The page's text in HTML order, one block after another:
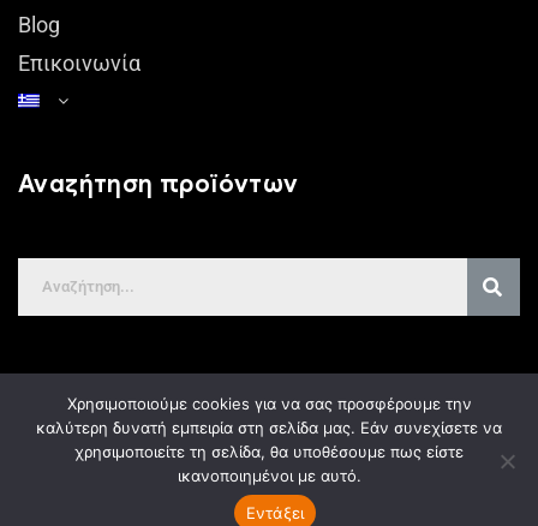
Blog
Επικοινωνία
Αναζήτηση προϊόντων
Gama Advertising
Δήλωση GDPR
Χρησιμοποιούμε cookies για να σας προσφέρουμε την
καλύτερη δυνατή εμπειρία στη σελίδα μας. Εάν συνεχίσετε να
χρησιμοποιείτε τη σελίδα, θα υποθέσουμε πως είστε
ικανοποιημένοι με αυτό.
Εντάξει